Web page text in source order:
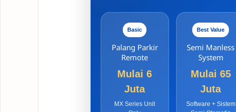
Basic
Palang Parkir
Remote
Mulai 6
Juta
MX Series Unit
Best Value
Semi Manless
System
Mulai 65
Juta
Software + Sistem